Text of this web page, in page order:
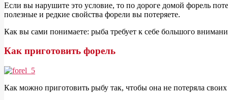
Если вы нарушите это условие, то по дороге домой форель
полезные и редкие свойства форели вы потеряете.
Как вы сами понимаете: рыба требует к себе большого
Как приготовить форель
Как можно приготовить рыбу так, чтобы она не потеряла